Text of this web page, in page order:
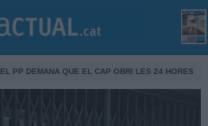
EL PP DEMANA QUE EL CAP OBRI LES 24 HORES